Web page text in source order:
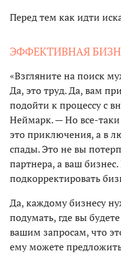
Перед тем как идти
ЭФФЕКТИВНАЯ
«Взгляните на поиск
Да, это труд. Да, вам
подойти к процессу с
Неймарк. — Но все-
это приключения, а в
спады. Это не вы
партнера, а ваш
подкорректировать
Да, каждому бизнесу
подумать, где вы
вашим запросам, что
ему можете